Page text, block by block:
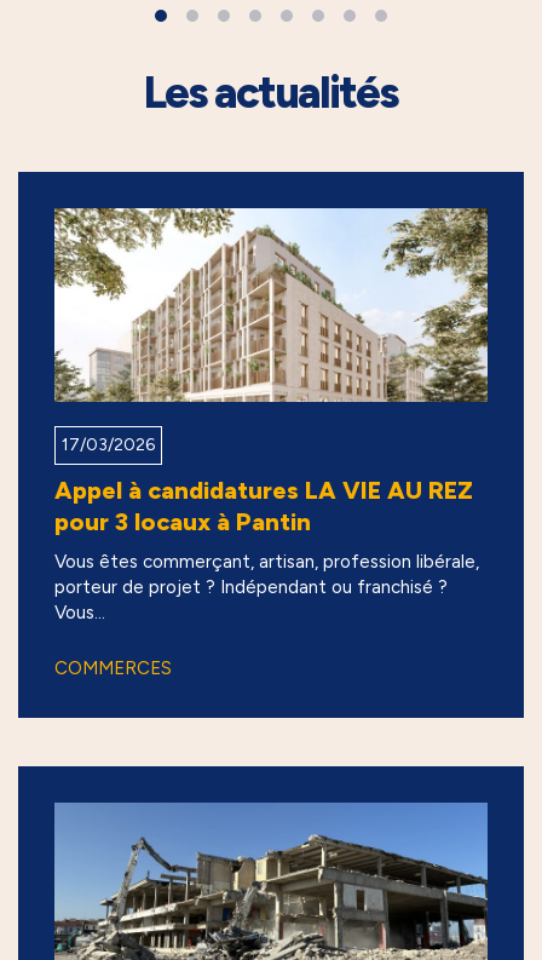
Les actualités
17/03/2026
Appel à candidatures LA VIE AU REZ
pour 3 locaux à Pantin
Vous êtes commerçant, artisan, profession libérale,
porteur de projet ? Indépendant ou franchisé ?
Vous...
COMMERCES